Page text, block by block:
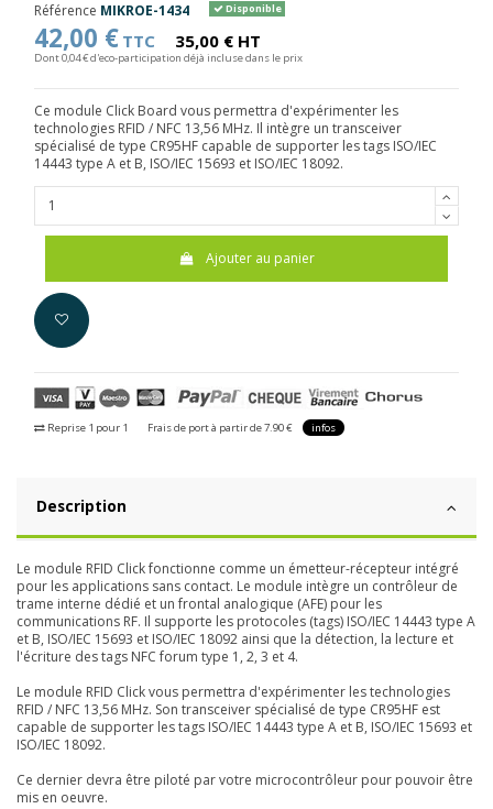
Référence MIKROE-1434 Disponible
42,00 € TTC 35,00 € HT
Dont 0,04 € d'eco-participation déjà incluse dans le prix
Ce module Click Board vous permettra d'expérimenter les
technologies RFID / NFC 13,56 MHz. Il intègre un transceiver
spécialisé de type CR95HF capable de supporter les tags ISO/IEC
14443 type A et B, ISO/IEC 15693 et ISO/IEC 18092.
Ajouter au panier
Reprise 1 pour 1 Frais de port à partir de 7.90 € infos
Description
Le module RFID Click fonctionne comme un émetteur-récepteur intégré
pour les applications sans contact. Le module intègre un contrôleur de
trame interne dédié et un frontal analogique (AFE) pour les
communications RF. Il supporte les protocoles (tags) ISO/IEC 14443 type A
et B, ISO/IEC 15693 et ​​ISO/IEC 18092 ainsi que la détection, la lecture et
l'écriture des tags NFC forum type 1, 2, 3 et 4.
Le module RFID Click vous permettra d'expérimenter les technologies
RFID / NFC 13,56 MHz. Son transceiver spécialisé de type CR95HF est
capable de supporter les tags ISO/IEC 14443 type A et B, ISO/IEC 15693 et
ISO/IEC 18092.
Ce dernier devra être piloté par votre microcontrôleur pour pouvoir être
mis en oeuvre.